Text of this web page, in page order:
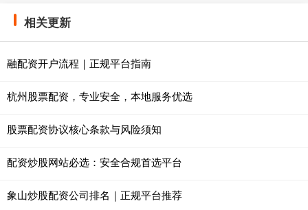
相关更新
融配资开户流程｜正规平台指南
杭州股票配资，专业安全，本地服务优选
股票配资协议核心条款与风险须知
配资炒股网站必选：安全合规首选平台
象山炒股配资公司排名｜正规平台推荐